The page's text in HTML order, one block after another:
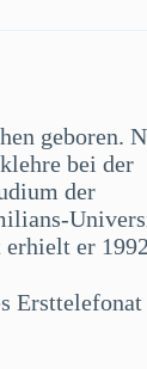
geboren.
bei der
der
erhielt er